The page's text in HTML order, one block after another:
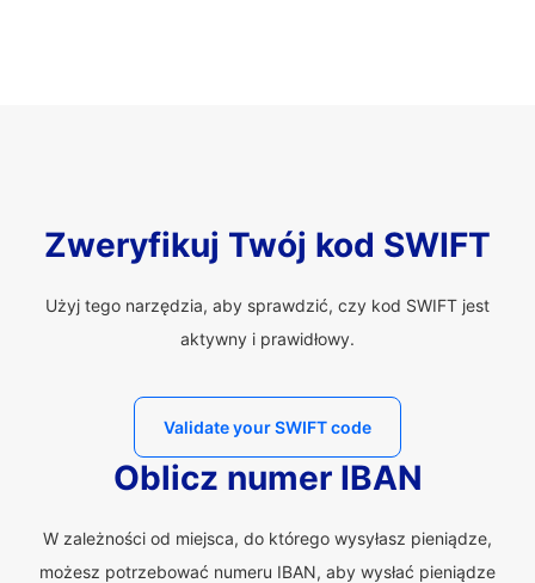
Zweryfikuj Twój kod SWIFT
Użyj tego narzędzia, aby sprawdzić, czy kod SWIFT jest
aktywny i prawidłowy.
Validate your SWIFT code
Oblicz numer IBAN
W zależności od miejsca, do którego wysyłasz pieniądze,
możesz potrzebować numeru IBAN, aby wysłać pieniądze